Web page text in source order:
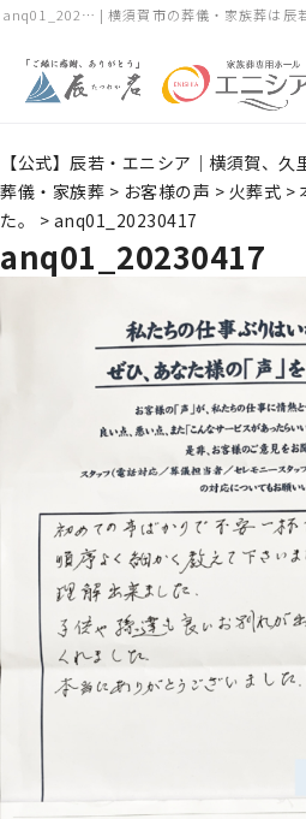
anq01_202… | 横須賀市の葬儀・家族葬は辰
【公式】辰若・エニシア｜横須賀、
葬儀・家族葬 > お客様の声 > 火葬式 >
た。
> anq01_20230417
anq01_20230417